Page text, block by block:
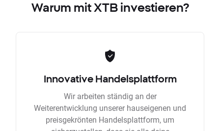
Warum mit XTB investieren?
Innovative Handelsplattform
Wir arbeiten ständig an der
Weiterentwicklung unserer hauseigenen und
preisgekrönten Handelsplattform, um